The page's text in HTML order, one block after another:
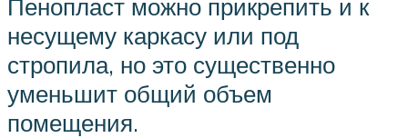
Пенопласт можно прикрепить и к
несущему каркасу или под
стропила, но это существенно
уменьшит общий объем
помещения.